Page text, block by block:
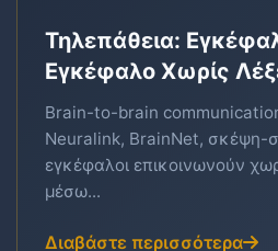
Τηλεπάθεια:
Εγκέφαλο Χωρίς
Brain-to-brain
Neuralink, BrainNet, σκέψη-
εγκέφαλοι επικοινωνούν
μέσω...
Διαβάστε περισσότερα